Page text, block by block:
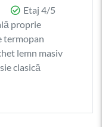
Etaj 4/5
proprie
termopan
lemn masiv
clasică